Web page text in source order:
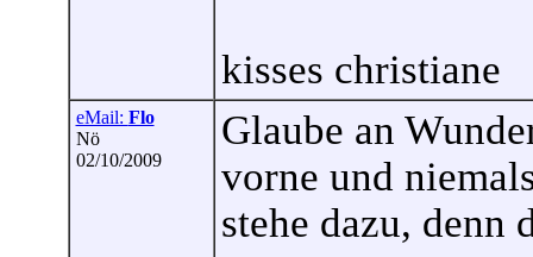
kisses christiane
eMail: Flo
Nö
02/10/2009
Glaube an
vorne und
stehe dazu, denn